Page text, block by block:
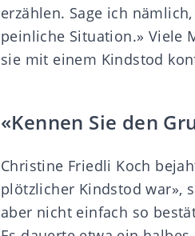
erzählen. Sage ich
peinliche Situation.» Viele
sie mit einem Kindstod
«Kennen Sie den
Christine Friedli Koch
plötzlicher Kindstod war»,
aber nicht einfach so